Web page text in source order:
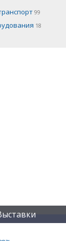
99
18